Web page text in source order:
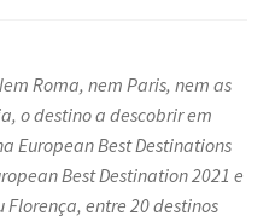
Roma, nem Paris, nem as
o destino a descobrir em
European Best Destinations
Best Destination 2021 e
entre 20 destinos